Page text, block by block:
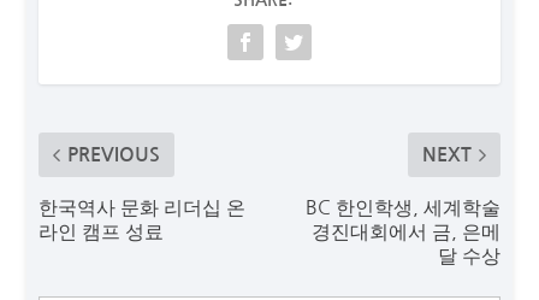
PREVIOUS
한국역사 문화 리더십 온
라인 캠프 성료
NEXT
BC 한인학생, 세계학술
경진대회에서 금, 은메
달 수상